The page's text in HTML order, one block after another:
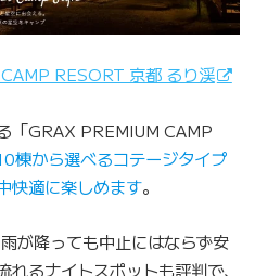
RESORT 京都 るり渓
「GRAX PREMIUM CAMP
棟から選べるコテージタイプ
快適に楽しめます。
が降っても中止にはならず安
るナイトスポットも評判で、